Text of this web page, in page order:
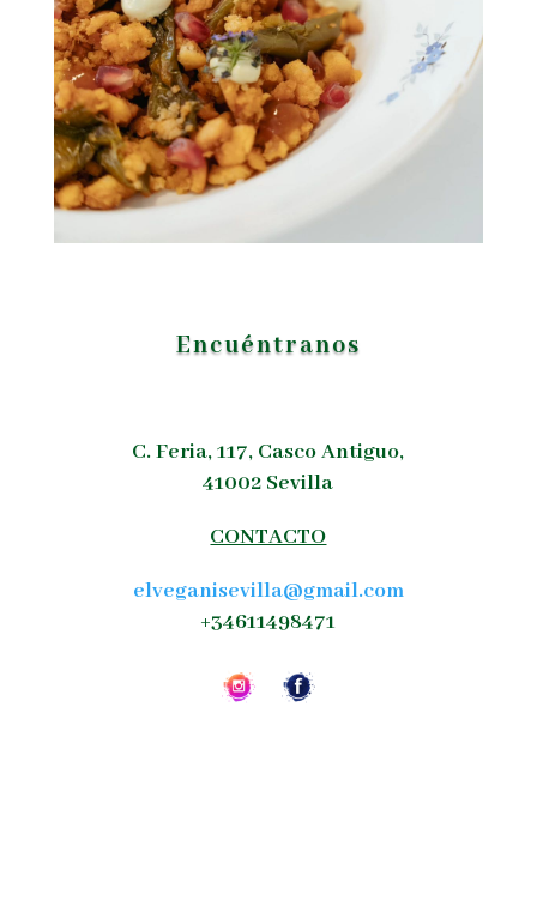
Encuéntranos
C. Feria, 117, Casco Antiguo,
41002 Sevilla
CONTACTO
elveganisevilla@gmail.com
+34611498471